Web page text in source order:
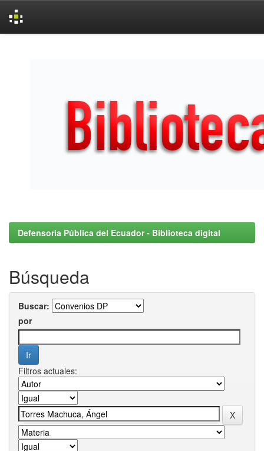
Defensoría Pública del Ecuador - Biblioteca digital
Búsqueda
Buscar:
por
Filtros actuales: